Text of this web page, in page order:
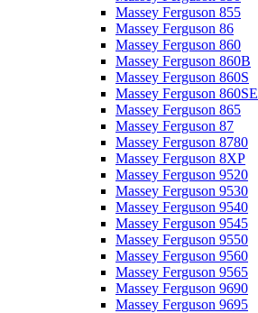
Massey Ferguson 855
Massey Ferguson 86
Massey Ferguson 860
Massey Ferguson 860B
Massey Ferguson 860S
Massey Ferguson 860SE
Massey Ferguson 865
Massey Ferguson 87
Massey Ferguson 8780
Massey Ferguson 8XP
Massey Ferguson 9520
Massey Ferguson 9530
Massey Ferguson 9540
Massey Ferguson 9545
Massey Ferguson 9550
Massey Ferguson 9560
Massey Ferguson 9565
Massey Ferguson 9690
Massey Ferguson 9695